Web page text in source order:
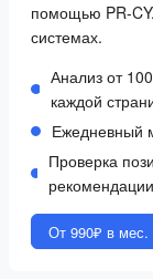
помощью PR-
системах.
Анализ от
каждой
Ежедневный
Проверка
От 990₽ в мес.